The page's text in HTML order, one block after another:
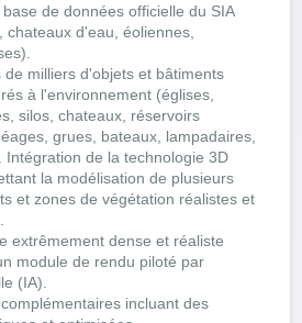
de données officielle du SIA
chateaux d'eau, éoliennes,
de milliers d'objets et bâtiments
à l'environnement (églises,
silos, chateaux, réservoirs
grues, bateaux, lampadaires,
Intégration de la technologie 3D
la modélisation de plusieurs
et zones de végétation réalistes et
extrêmement dense et réaliste
module de rendu piloté par
(IA).
incluant des